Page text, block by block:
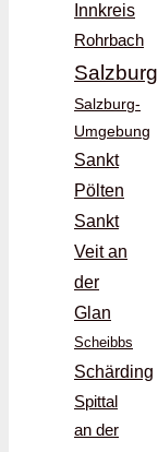
Innkreis
Rohrbach
Salzburg
Salzburg-
Umgebung
Sankt
Pölten
Sankt
Veit an
der
Glan
Scheibbs
Schärding
Spittal
an der